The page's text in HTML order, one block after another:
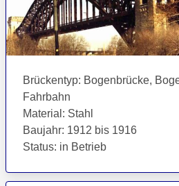
Brückentyp: Bogenbrücke,
Fahrbahn
Material : Stahl
Baujahr: 1912 bis 1916
Status: in Betrieb